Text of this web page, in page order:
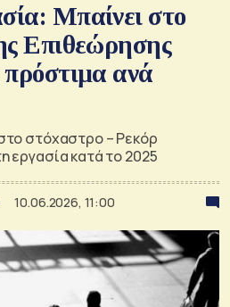
Μπαίνει στο
Επιθεώρησης
ανά
στόχαστρο – Ρεκόρ
εργασία κατά το 2025
10.06.2026, 11:00